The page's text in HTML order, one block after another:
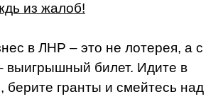
из жалоб!
в ЛНР – это не лотерея, а с
выигрышный билет. Идите в
берите гранты и смейтесь над